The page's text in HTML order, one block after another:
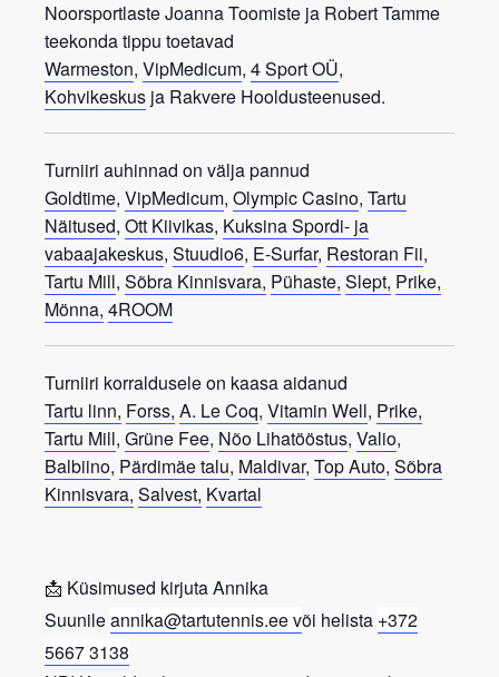
Noorsportlaste Joanna Toomiste ja Robert Tamme
teekonda tippu toetavad
Warmeston, VipMedicum, 4 Sport OÜ,
Kohvikeskus ja Rakvere Hooldusteenused.
Turniiri auhinnad on välja pannud
Goldtime, VipMedicum, Olympic Casino, Tartu
Näitused, Ott Kiivikas, Kuksina Spordi- ja
vabaajakeskus, Stuudio6, E-Surfar, Restoran Fii,
Tartu Mill, Sõbra Kinnisvara, Pühaste, Slept, Prike,
Mönna, 4ROOM
Turniiri korraldusele on kaasa aidanud
Tartu linn, Forss, A. Le Coq, Vitamin Well, Prike,
Tartu Mill, Grüne Fee, Nõo Lihatööstus, Valio,
Balbiino, Pärdimäe talu, Maldivar, Top Auto, Sõbra
Kinnisvara, Salvest, Kvartal
📩 Küsimused kirjutaAnnika
Suunileannika@tartutennis.ee või helista +372
5667 3138